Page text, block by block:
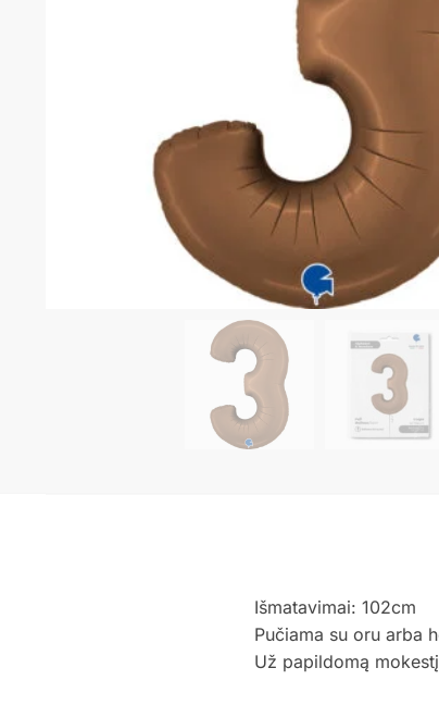
Išmatavimai: 102cm
Pučiama su oru arba
Už papildomą